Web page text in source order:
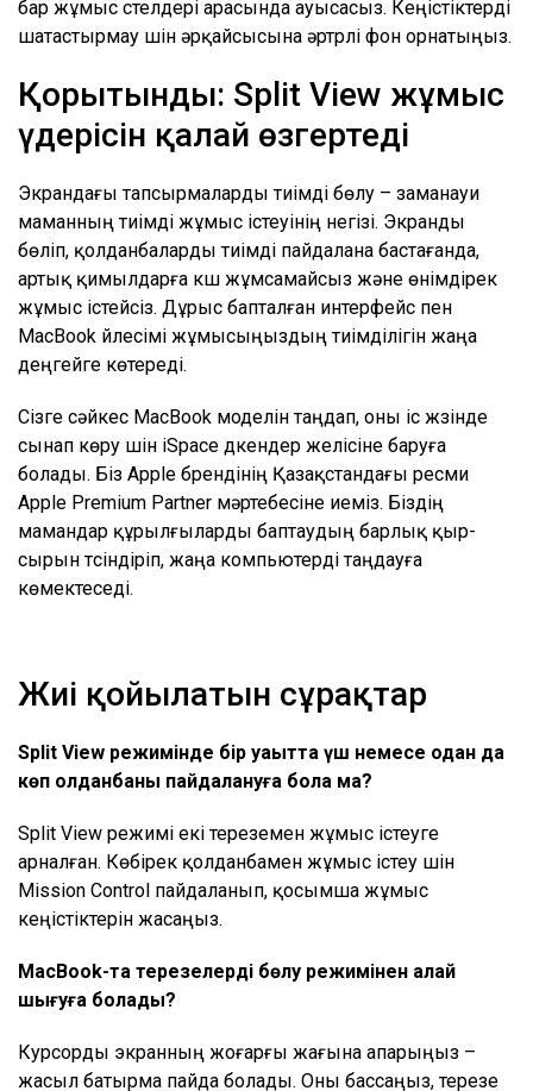
бар жұмыс үстелдері арасында ауысасыз. Кеңістіктерді
шатастырмау үшін әрқайсысына әртүрлі фон орнатыңыз.
Қорытынды: Split View жұмыс
үдерісін қалай өзгертеді
Экрандағы тапсырмаларды тиімді бөлу – заманауи
маманның тиімді жұмыс істеуінің негізі. Экранды
бөліп, қолданбаларды тиімді пайдалана бастағанда,
артық қимылдарға күш жұмсамайсыз және өнімдірек
жұмыс істейсіз. Дұрыс бапталған интерфейс пен
MacBook үйлесімі жұмысыңыздың тиімділігін жаңа
деңгейге көтереді.
Сізге сәйкес MacBook моделін таңдап, оны іс жүзінде
сынап көру үшін iSpace дүкендер желісіне баруға
болады. Біз Apple брендінің Қазақстандағы ресми
Apple Premium Partner мәртебесіне иеміз. Біздің
мамандар құрылғыларды баптаудың барлық қыр-
сырын түсіндіріп, жаңа компьютерді таңдауға
көмектеседі.
Жиі қойылатын сұрақтар
Split View режимінде бір уақытта үш немесе одан да
көп қолданбаны пайдалануға бола ма?
Split View режимі екі тереземен жұмыс істеуге
арналған. Көбірек қолданбамен жұмыс істеу үшін
Mission Control пайдаланып, қосымша жұмыс
кеңістіктерін жасаңыз.
MacBook-та терезелерді бөлу режимінен қалай
шығуға болады?
Курсорды экранның жоғарғы жағына апарыңыз –
жасыл батырма пайда болады. Оны бассаңыз, терезе